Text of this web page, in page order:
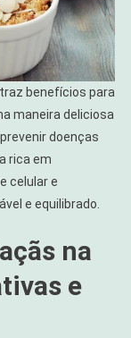
benefícios para
maneira deliciosa
doenças
rica em
celular e
e equilibrado.
na
e